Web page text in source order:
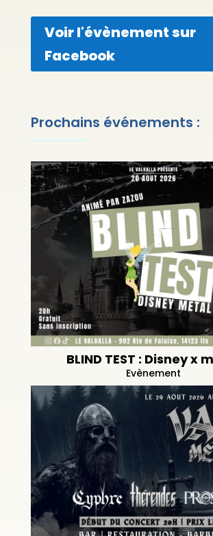
Voir l'évènement sur
Facebook
Prochains événements :
BLIND TEST : Disney x
Evènement